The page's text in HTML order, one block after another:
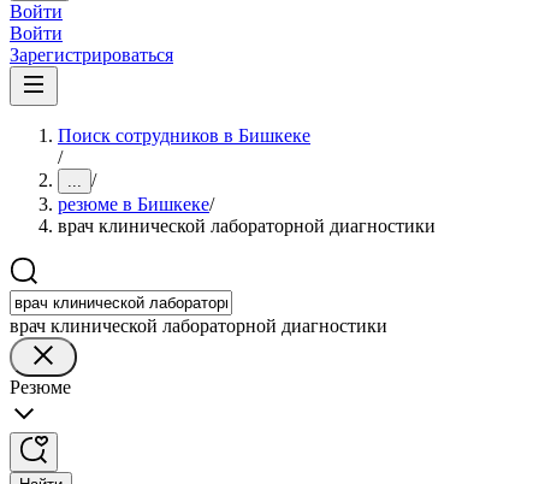
Войти
Войти
Зарегистрироваться
Поиск сотрудников в Бишкеке
/
... /
резюме в Бишкеке/
врач клинической лабораторной диагностики
врач клинической лабораторной диагностики
Резюме